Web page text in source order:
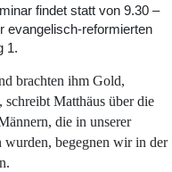
findet statt von 9.30 –
evangelisch-reformierten
1.
brachten ihm Gold,
Matthäus über die
die in unserer
begegnen wir in der